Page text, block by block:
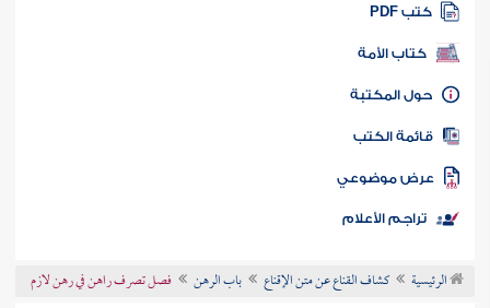
كتب PDF
كتاب الأمة
المكتبة
الكتب
موضوعي
تراجم الأعلام
الرئيسية كشاف القناع عن متن الإقناع باب الرهن فصل تصرف راهن في رهن لازم